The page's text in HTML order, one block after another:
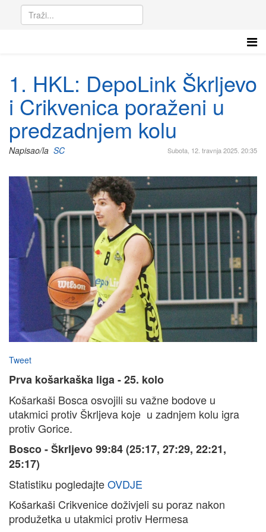
1. HKL: DepoLink Škrljevo
i Crikvenica poraženi u
predzadnjem kolu
Subota, 12. travnja 2025. 20:35
Napisao/la SC
Tweet
Prva košarkaška liga - 25. kolo
Košarkaši Bosca osvojili su važne bodove u
utakmici protiv Škrljeva koje u zadnjem kolu igra
protiv Gorice.
Bosco - Škrljevo 99:84(25:17, 27:29, 22:21,
25:17)
Statistiku pogledajteOVDJE
Košarkaši Crikvenice doživjeli su poraz nakon
produžetka u utakmici protiv Hermesa